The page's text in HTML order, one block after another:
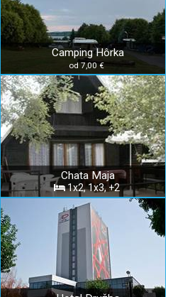
Camping Hôrka
od 7,00 €
Chata Maja
1x2, 1x3, +2